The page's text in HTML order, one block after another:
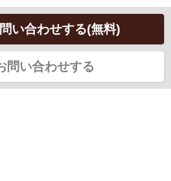
い合わせする(無料)
問い合わせする